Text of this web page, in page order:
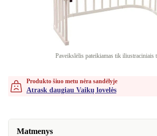
Paveikslėlis pateikiamas tik iliustraciniais
Produkto šiuo metu nėra sandėlyje
Atrask daugiau Vaikų lovelės
Matmenys